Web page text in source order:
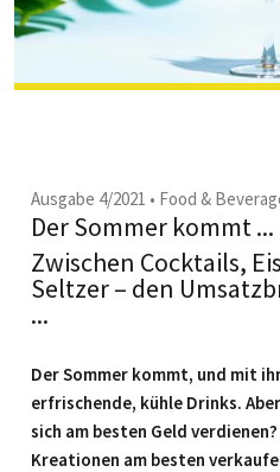
Ausgabe 4/2021 • Food &
Der Sommer kommt ...
Zwischen Cocktails,
Seltzer – den
...
Der Sommer kommt, und mit
erfrischende, kühle Drinks.
sich am besten Geld
Kreationen am besten